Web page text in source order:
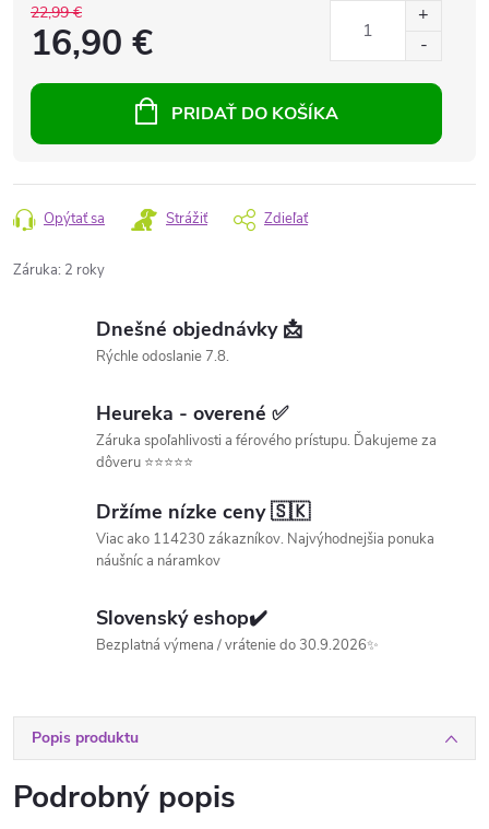
22,99 €
16,90 €
PRIDAŤ DO KOŠÍKA
Opýtať sa Strážiť Zdieľať
Záruka: 2 roky
Dnešné objednávky 📩
Rýchle odoslanie 7.8.
Heureka - overené ✅
Záruka spoľahlivosti a férového prístupu. Ďakujeme za
dôveru ⭐⭐⭐⭐⭐
Držíme nízke ceny 🇸🇰
Viac ako 114230 zákazníkov. Najvýhodnejšia ponuka
náušníc a náramkov
Slovenský eshop✔️
Bezplatná výmena / vrátenie do 30.9.2026✨
Popis produktu
Podrobný popis